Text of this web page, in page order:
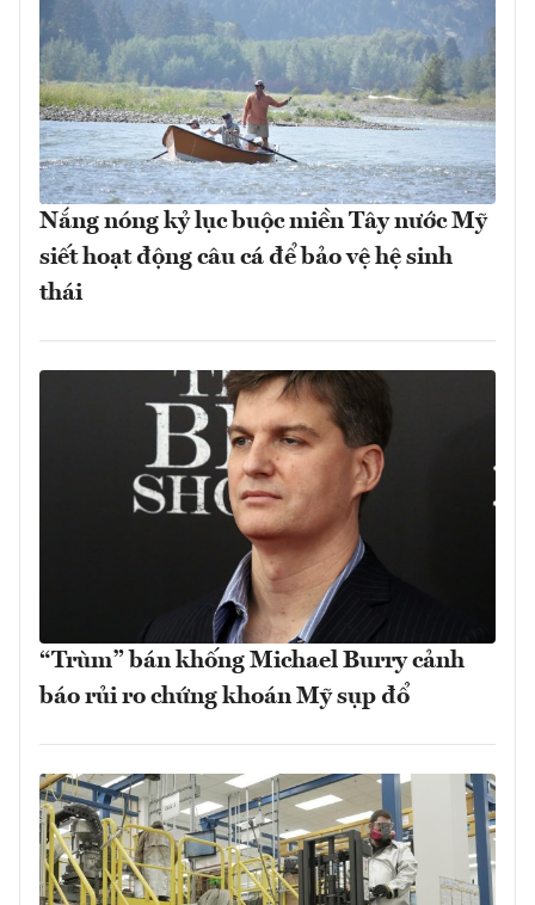
Nắng nóng kỷ lục buộc miền Tây nước Mỹ
siết hoạt động câu cá để bảo vệ hệ sinh
thái
“Trùm” bán khống Michael Burry cảnh
báo rủi ro chứng khoán Mỹ sụp đổ